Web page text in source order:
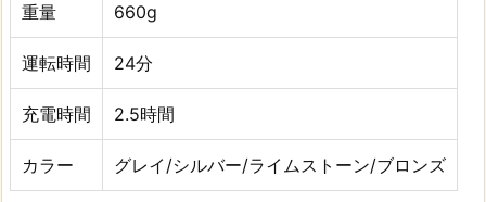
重量 660g
運転時間 24分
充電時間 2.5時間
カラー グレイ/シルバー/ライムストーン/ブロンズ